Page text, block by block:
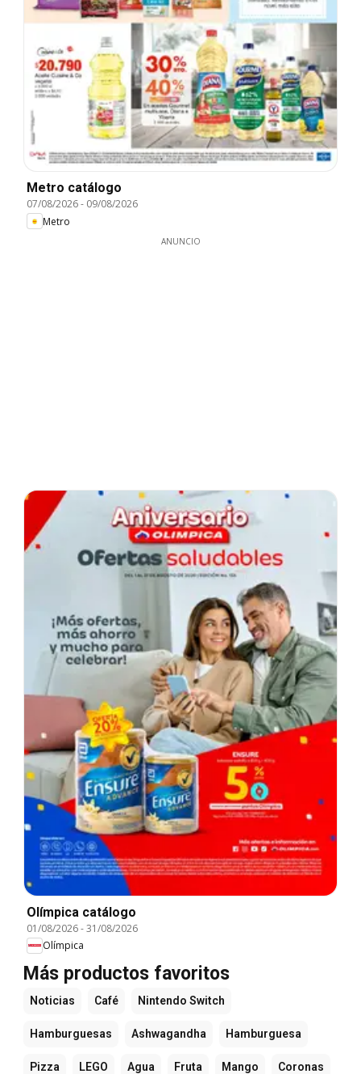
Metro catálogo
07/08/2026- 09/08/2026
Metro
ANUNCIO
Olímpica catálogo
01/08/2026-31/08/2026
Olímpica
Más productos favoritos
Noticias Café Nintendo Switch
Hamburguesas Ashwagandha Hamburguesa
Pizza LEGO Agua Fruta Mango Coronas